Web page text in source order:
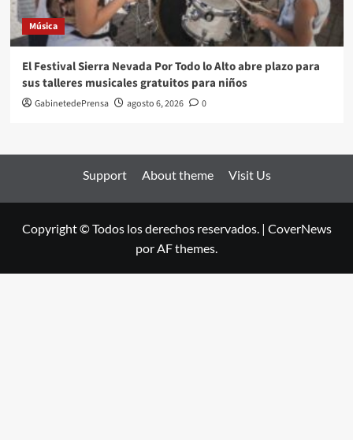
Música
El Festival Sierra Nevada Por Todo lo Alto abre plazo para
sus talleres musicales gratuitos para niños
GabinetedePrensa agosto 6, 2026 0
Support About theme Visit Us
Copyright © Todos los derechos reservados. | CoverNews
por AF themes.